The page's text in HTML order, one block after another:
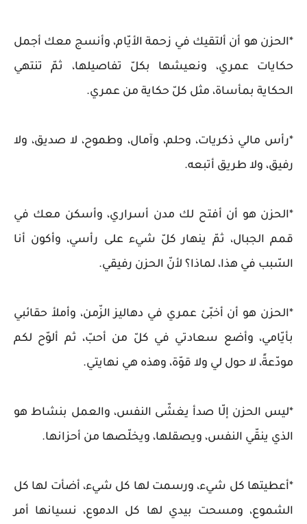
*الحزن هو أن ألتقيك في زحمة الأيّام، وأنسج معك أجمل
حكايات عمري، ونعيشها بكلّ تفاصيلها، ثمّ تنتهي
الحكاية بمأساة، مثل كلّ حكاية من عمري.
*رأس مالي ذكريات، وحلم، وآمال، وطموح، لا صديق، ولا
رفيق، ولا طريق أتبعه.
*الحزن هو أن أفتح لك مدن أسراري، وأسكن معك في
قمم الجبال، ثمّ ينهار كلّ شيء على رأسي، وأكون أنا
السّبب في هذا، لماذا؟ لأنّ الحزن رفيقي.
*الحزن هو أن أخبّئ عمري في دهاليز الزّمن، وأملأ حقائبي
بأيّامي، وأضع سعادتي في كلّ من أحبّ، ثم ألوّح لكم
مودّعةً، لا حول لي ولا قوّة، وهذه هي نهايتي.
*ليس الحزن إلّا صدأ يغشّى النفس، والعمل بنشاط هو
الذي ينقّي النفس، ويصقلها، ويخلّصها من أحزانها.
*أعطيتها كل شيء، ورسمت لها كل شيء، أضأت لها كل
الشموع، ومسحت بيدي لها كل الدموع، نسيانها أمر